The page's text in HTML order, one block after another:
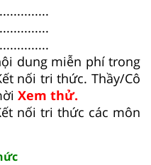
dung miễn phí trong
nối tri thức. Thầy/Cô
Xem thử.
nối tri thức các môn